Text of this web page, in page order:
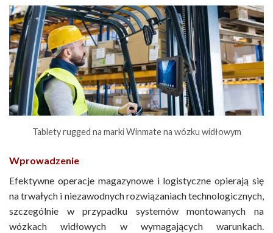
Tablety rugged na marki Winmate na wózku widłowym
Wprowadzenie
Efektywne operacje magazynowe i logistyczne opierają się
na trwałych i niezawodnych rozwiązaniach technologicznych,
szczególnie w przypadku systemów montowanych na
wózkach widłowych w wymagających warunkach.